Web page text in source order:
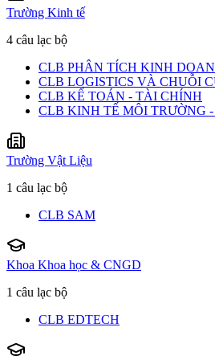
Trường Kinh tế
4 câu lạc bộ
CLB PHÂN TÍCH KINH
CLB LOGISTICS VÀ CHUỖI
CLB KẾ TOÁN - TÀI CHÍNH
CLB KINH TẾ MÔI TRƯỜNG
Trường Vật Liệu
1 câu lạc bộ
CLB SAM
Khoa Khoa học & CNGD
1 câu lạc bộ
CLB EDTECH